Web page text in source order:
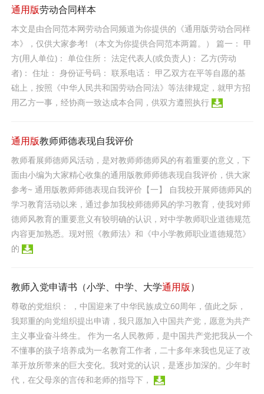
通用版劳动合同样本
本文是由合同范本网劳动合同频道为你提供的《通用版劳动合同样
本》，仅供大家参考! （本文为你提供合同范本两篇。） 篇一： 甲
方(用人单位)： 单位住所： 法定代表人(或负责人)： 乙方(劳动
者)： 住址： 身份证号码： 联系电话： 甲乙双方在平等自愿的基
础上，按照《中华人民共和国劳动合同法》等法律规定，就甲方招
用乙方一事，经协商一致达成本合同，供双方遵照执行
通用版教师师德表现自我评价
教师看展师德师风活动，是对教师师德师风的有着重要的意义，下
面由小编为大家精心收集的通用版教师师德表现自我评价，供大家
参考~ 通用版教师师德表现自我评价【一】 自我校开展师德师风的
学习教育活动以来，通过参加我校师德师风的学习教育，使我对师
德师风教育的重要意义有较明确的认识，对中学教师职业道德规范
内容更加熟悉。现对照《教师法》和《中小学教师职业道德规范》
的
教师入党申请书（小学、中学、大学通用版）
尊敬的党组织： ，中国迎来了中华民族成立60周年，值此之际，
我郑重的向党组织提出申请，我只愿加入中国共产党，愿意为共产
主义事业奋斗终生。 作为一名人民教师，是中国共产党把我从一个
不懂事的孩子培养成为一名教育工作者，二十多年来我也见证了改
革开放所带来的巨大变化。我对党的认识，是逐步加深的。少年时
代，在父母亲的言传和老师的指导下，